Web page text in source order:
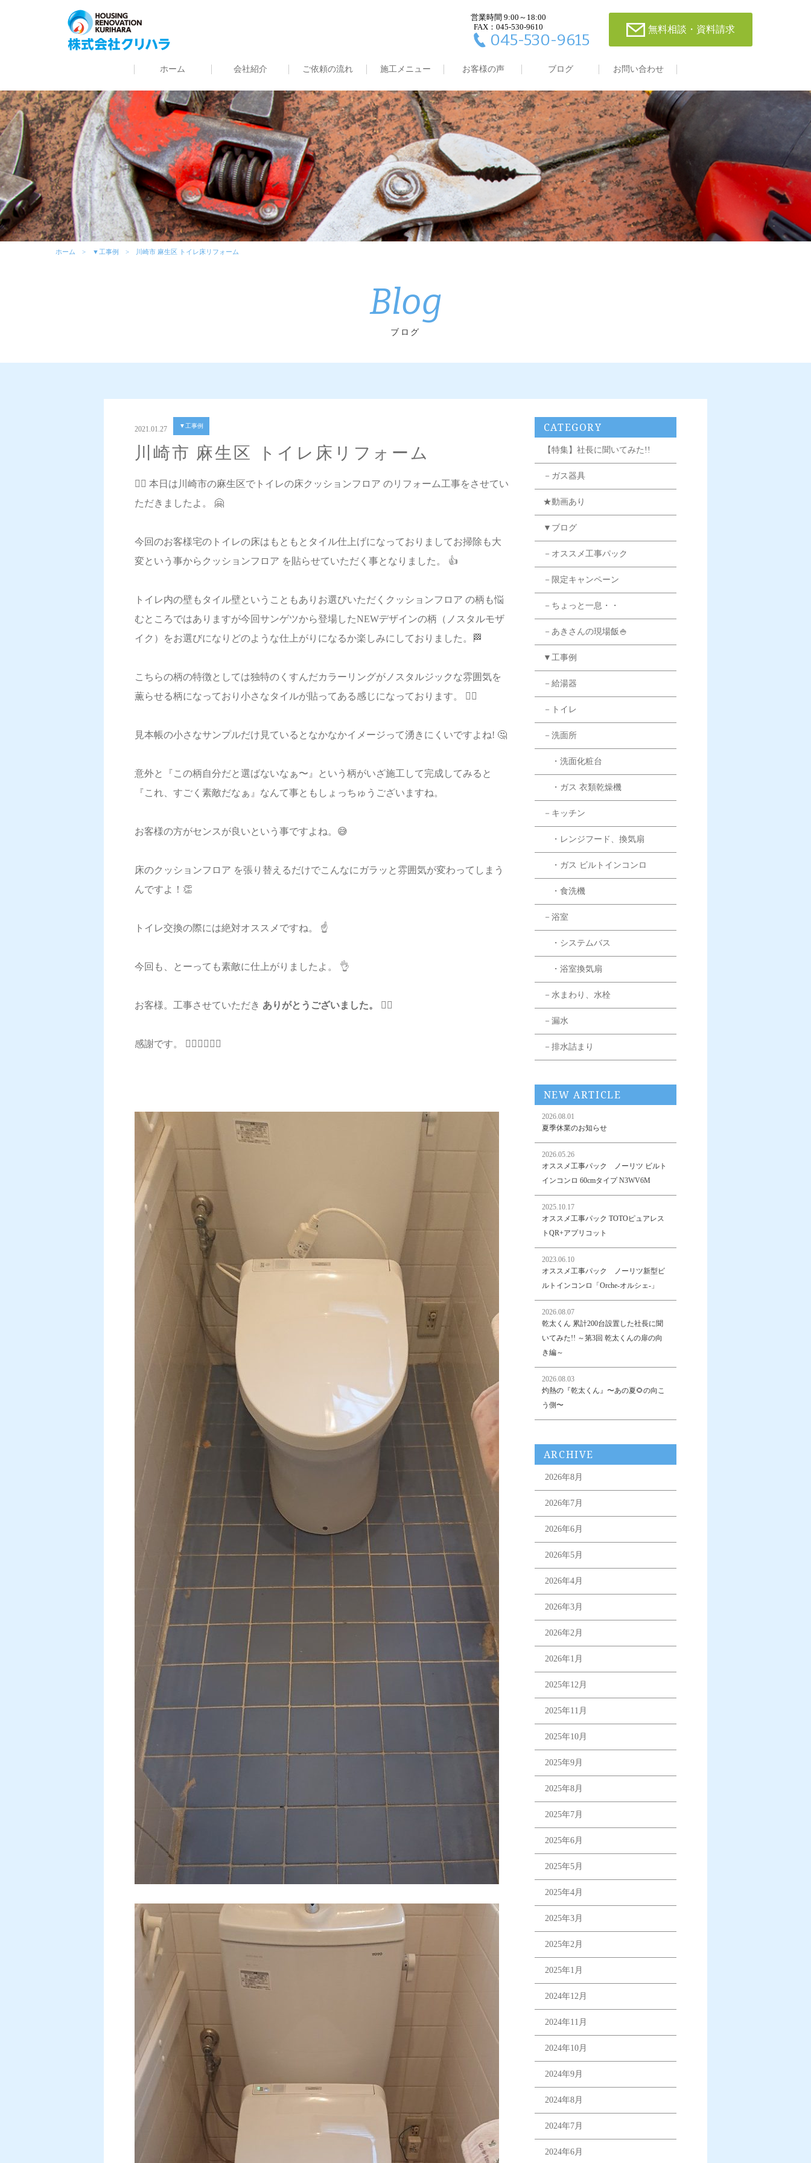
営業時間 9:00～18:00
FAX：045-530-9610
045-530-9615
無料相談・資料請求
ホーム 会社紹介 ご依頼の流れ 施工メニュー お客様の声 ブログ お問い合わせ
ホーム ▼工事例 川崎市 麻生区 トイレ床リフォーム
Blog
ブログ
2021.01.27 ▼工事例
川崎市 麻生区 トイレ床リフォーム
💁‍♀️ 本日は川崎市の麻生区でトイレの床クッションフロア のリフォーム工事をさせてい
ただきましたよ。 🤗
今回のお客様宅のトイレの床はもともとタイル仕上げになっておりましてお掃除も大
変という事からクッションフロア を貼らせていただく事となりました。 👍
トイレ内の壁もタイル壁ということもありお選びいただくクッションフロア の柄も悩
むところではありますが今回サンゲツから登場したNEWデザインの柄（ノスタルモザ
イク）をお選びになりどのような仕上がりになるか楽しみにしておりました。🏁
こちらの柄の特徴としては独特のくすんだカラーリングがノスタルジックな雰囲気を
薫らせる柄になっており小さなタイルが貼ってある感じになっております。 💂‍♂️
見本帳の小さなサンプルだけ見ているとなかなかイメージって湧きにくいですよね! 🤔
意外と『この柄自分だと選ばないなぁ〜』という柄がいざ施工して完成してみると
『これ、すごく素敵だなぁ』なんて事ともしょっちゅうございますね。
お客様の方がセンスが良いという事ですよね。😅
床のクッションフロア を張り替えるだけでこんなにガラッと雰囲気が変わってしまう
んですよ！👏
トイレ交換の際には絶対オススメですね。 ☝️
今回も、とーっても素敵に仕上がりましたよ。 👌
お客様。工事させていただき ありがとうございました。 🙇‍♂️
感謝です。 🙇‍♂️🙇‍♂️🙇‍♂️
CATEGORY
【特集】社長に聞いてみた!!
－ガス器具
★動画あり
▼ブログ
－オススメ工事パック
－限定キャンペーン
－ちょっと一息・・
－あきさんの現場飯🍚
▼工事例
－給湯器
－トイレ
－洗面所
・洗面化粧台
・ガス 衣類乾燥機
－キッチン
・レンジフード、換気扇
・ガス ビルトインコンロ
・食洗機
－浴室
・システムバス
・浴室換気扇
－水まわり、水栓
－漏水
－排水詰まり
NEW ARTICLE
2026.08.01
夏季休業のお知らせ
2026.05.26
オススメ工事パック ノーリツ ビルト
インコンロ 60cmタイプ N3WV6M
2025.10.17
オススメ工事パック TOTOピュアレス
トQR+アプリコット
2023.06.10
オススメ工事パック ノーリツ新型ビ
ルトインコンロ「Orche-オルシェ-」
2026.08.07
乾太くん 累計200台設置した社長に聞
いてみた!! ～第3回 乾太くんの扉の向
き編～
2026.08.03
灼熱の『乾太くん』〜あの夏🌻の向こ
う側〜
ARCHIVE
2026年8月
2026年7月
2026年6月
2026年5月
2026年4月
2026年3月
2026年2月
2026年1月
2025年12月
2025年11月
2025年10月
2025年9月
2025年8月
2025年7月
2025年6月
2025年5月
2025年4月
2025年3月
2025年2月
2025年1月
2024年12月
2024年11月
2024年10月
2024年9月
2024年8月
2024年7月
2024年6月